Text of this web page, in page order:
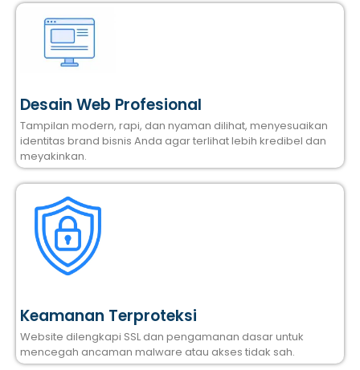
Desain Web Profesional
Tampilan modern, rapi, dan nyaman dilihat, menyesuaikan
identitas brand bisnis Anda agar terlihat lebih kredibel dan
meyakinkan.
Keamanan Terproteksi
Website dilengkapi SSL dan pengamanan dasar untuk
mencegah ancaman malware atau akses tidak sah.